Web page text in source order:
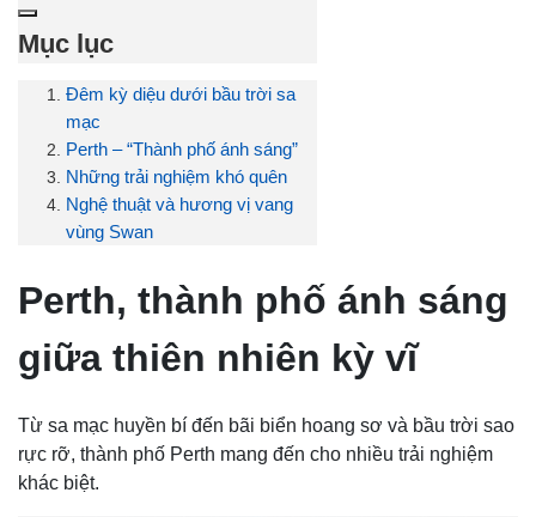
Mục lục
Đêm kỳ diệu dưới bầu trời sa
mạc
Perth – “Thành phố ánh sáng”
Những trải nghiệm khó quên
Nghệ thuật và hương vị vang
vùng Swan
Perth, thành phố ánh sáng
giữa thiên nhiên kỳ vĩ
Từ sa mạc huyền bí đến bãi biển hoang sơ và bầu trời sao
rực rỡ, thành phố Perth mang đến cho nhiều trải nghiệm
khác biệt.